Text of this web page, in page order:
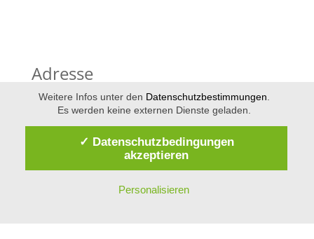
Adresse
Hohenegg 2
D-79692 Kleines Wiesental
Kontakt
+43 720 901785
info@idi-dialekt.at
Rechtliches
Weitere Infos unter den Datenschutzbestimmungen.
Es werden keine externen Dienste geladen.
✓ Datenschutzbedingungen
akzeptieren
Personalisieren